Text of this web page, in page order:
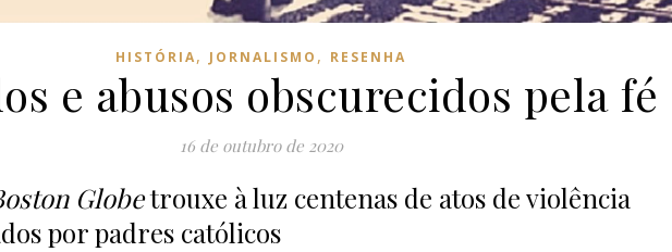
HISTÓRIA, JORNALISMO , RESENHA
e abusos obscurecidos pela fé
16 de outubro de 2020
Globetrouxe à luz centenas de atos de violência
por padres católicos